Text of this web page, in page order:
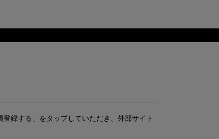
録する」をタップしていただき、外部サイト